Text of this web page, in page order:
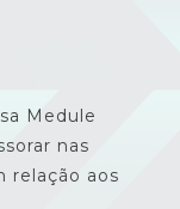
Medule
nas
relação aos